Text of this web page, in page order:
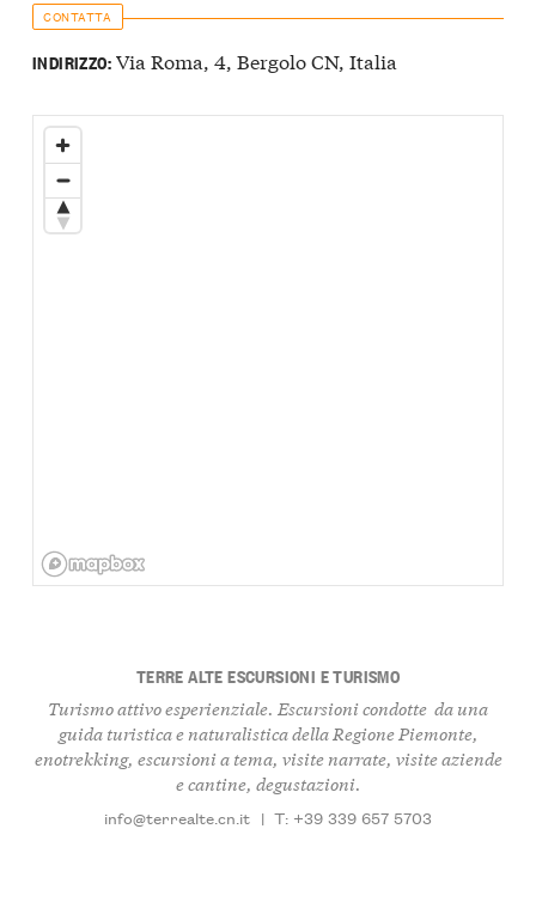
CONTATTA
INDIRIZZO:Via Roma, 4, Bergolo CN, Italia
TERRE ALTE ESCURSIONI E TURISMO
Turismo attivo esperienziale. Escursioni condotte da una
guida turistica e naturalistica della Regione Piemonte,
enotrekking, escursioni a tema, visite narrate, visite aziende
e cantine, degustazioni.
info@terrealte.cn.it | T: +39 339 657 5703